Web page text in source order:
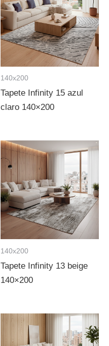
140x200
Tapete Infinity 15 azul
claro 140×200
140x200
Tapete Infinity 13 beige
140×200